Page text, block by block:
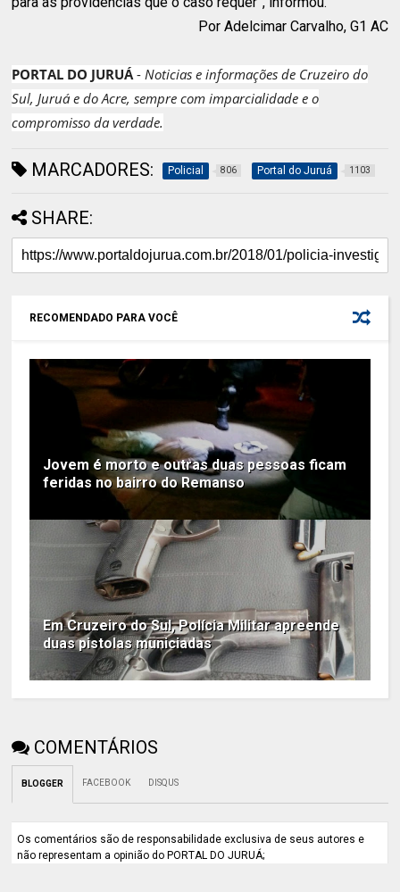
Por Adelcimar Carvalho, G1 AC
PORTAL DO JURUÁ- Noticias e informações de Cruzeiro do
Sul, Juruá e do Acre, sempre com imparcialidade e o
compromisso da verdade.
MARCADORES: Policial 806 Portal do Juruá 1103
SHARE:
RECOMENDADO PARA VOCÊ
Jovem é morto e outras duas pessoas ficam
feridas no bairro do Remanso
Em Cruzeiro do Sul, Polícia Militar apreende
duas pistolas municiadas
COMENTÁRIOS
BLOGGER FACEBOOK DISQUS
Os comentários são de responsabilidade exclusiva de seus autores e
não representam a opinião do PORTAL DO JURUÁ;